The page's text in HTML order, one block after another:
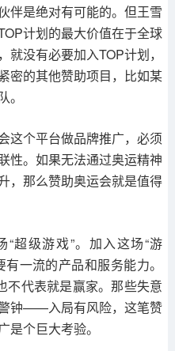
伴是绝对有可能的。但王雪
计划的最大价值在于全球
没有必要加入TOP计划，
密的其他赞助项目，比如某
这个平台做品牌推广，必须
性。如果无法通过奥运精神
，那么赞助奥运会就是值得
超级游戏”。加入这场“游
一流的产品和服务能力。
不代表就是赢家。那些失意
钟——入局有风险，这笔赞
是个巨大考验。